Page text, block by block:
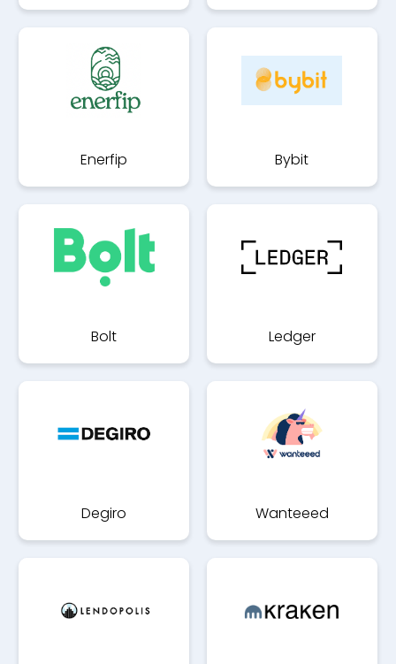
Enerfip Bybit
Bolt Ledger
Degiro Wanteeed